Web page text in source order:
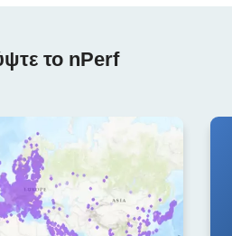
το nPerf